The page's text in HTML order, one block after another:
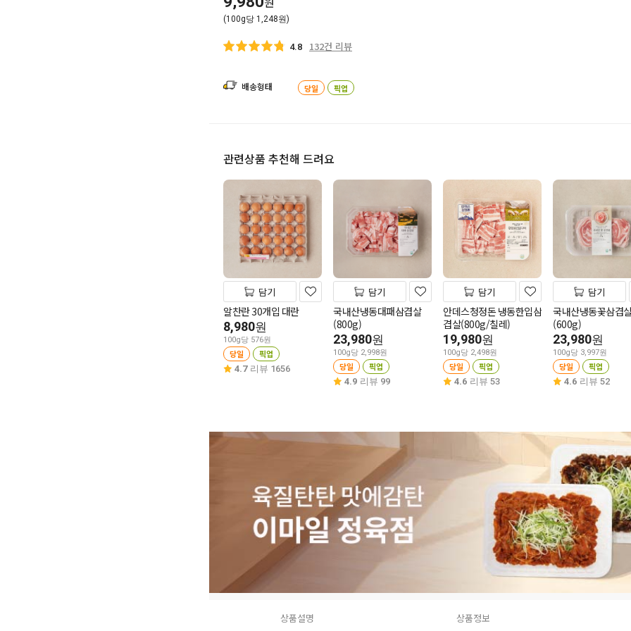
(100g당 1,248원)
4.8 132건 리뷰
배송형태 당일 픽업
관련상품 추천해 드려요
담기
알찬란 30개입 대란
8,980원
100g당 576원
당일 픽업
4.7 리뷰 1656
담기
국내산냉동대패삼겹살
(800g)
23,980원
100g당 2,998원
당일 픽업
4.9 리뷰 99
담기
안데스청정돈 냉동한입삼
겹살(800g/칠레)
19,980원
100g당 2,498원
당일 픽업
4.6 리뷰 53
담기
국내산냉동꽃삼겹
(600g)
23,980원
100g당 3,997원
당일 픽업
4.6 리뷰 52
상품설명 상품정보